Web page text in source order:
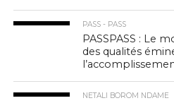
PASS - PASS
PASSPASS : Le
des qualités
NETALI BOROM NDAME